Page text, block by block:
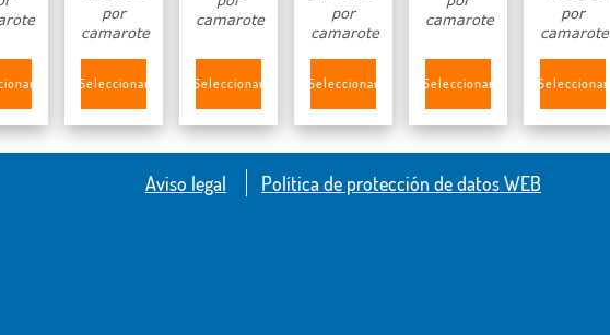
por
camarote
Seleccionar
camarote
Seleccionar
por
camarote
Seleccionar
camarote
Seleccionar
por
camarote
Seleccionar
Aviso legal Política de protección de datos WEB